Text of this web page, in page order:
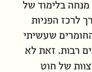
מנחה בלימוד של
לרכז הפניות
שעשיתי
רבות. זאת לא
של חוט